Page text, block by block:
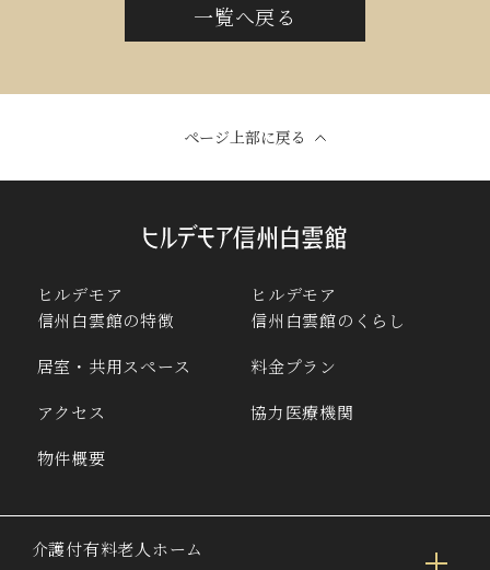
一覧へ戻る
ページ上部に戻る
ヒルデモア
信州白雲館の特徴
ヒルデモア
信州白雲館のくらし
居室・共用スペース
料金プラン
アクセス
協力医療機関
物件概要
介護付有料老人ホーム